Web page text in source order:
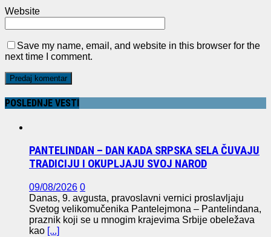
Website
Save my name, email, and website in this browser for the
next time I comment.
POSLEDNJE VESTI
PANTELINDAN – DAN KADA SRPSKA SELA ČUVAJU
TRADICIJU I OKUPLJAJU SVOJ NAROD
09/08/2026 0
Danas, 9. avgusta, pravoslavni vernici proslavljaju
Svetog velikomučenika Pantelejmona – Pantelindana,
praznik koji se u mnogim krajevima Srbije obeležava
kao [...]